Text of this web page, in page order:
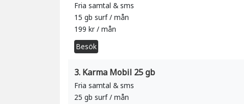
Fria samtal & sms
15 gb surf / mån
199 kr / mån
Besök
3. Karma Mobil 25 gb
Fria samtal & sms
25 gb surf / mån